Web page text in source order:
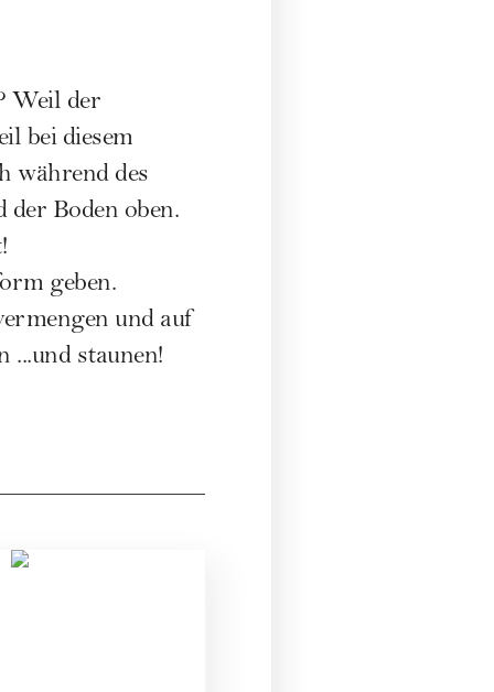
Weil der
bei diesem
während des
der Boden oben.
geben.
und auf
...und staunen!